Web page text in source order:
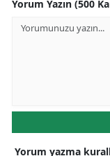
Yorum Yazın (500
Yorum yazma